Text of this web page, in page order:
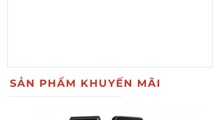
SẢN PHẨM KHUYẾN MÃI